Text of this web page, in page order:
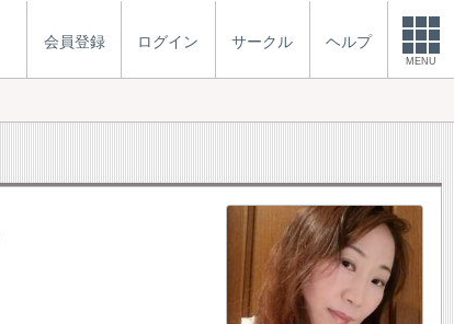
会員登録 ログイン サークル ヘルプ
MENU